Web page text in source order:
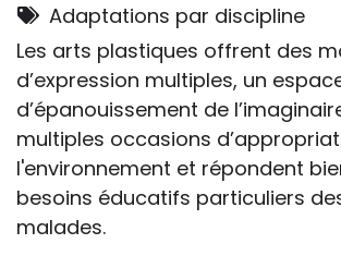
Adaptations par discipline
Les arts plastiques offrent des
d’expression multiples, un
d’épanouissement de
multiples occasions
l'environnement et répondent
besoins éducatifs particuliers
malades.